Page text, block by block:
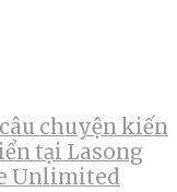
chuyện kiến
tại Lasong
Unlimited